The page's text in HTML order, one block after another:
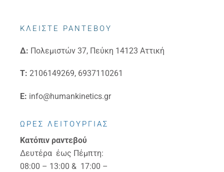
ΚΛΕΙΣΤΕ ΡΑΝΤΕΒΟΥ
Δ: Πολεμιστών 37, Πεύκη 14123 Αττική
Τ: 2106149269, 6937110261
E: info@humankinetics.gr
ΩΡΕΣ ΛΕΙΤΟΥΡΓΙΑΣ
Κατόπιν ραντεβού
Δευτέρα έως Πέμπτη:
08:00 – 13:00 & 17:00 –